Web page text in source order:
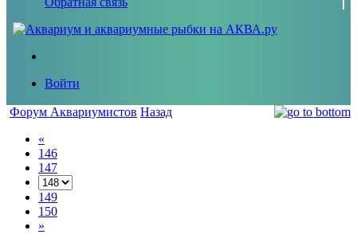
Войти
Форум Аквариумистов Назад
«
146
147
149
150
»